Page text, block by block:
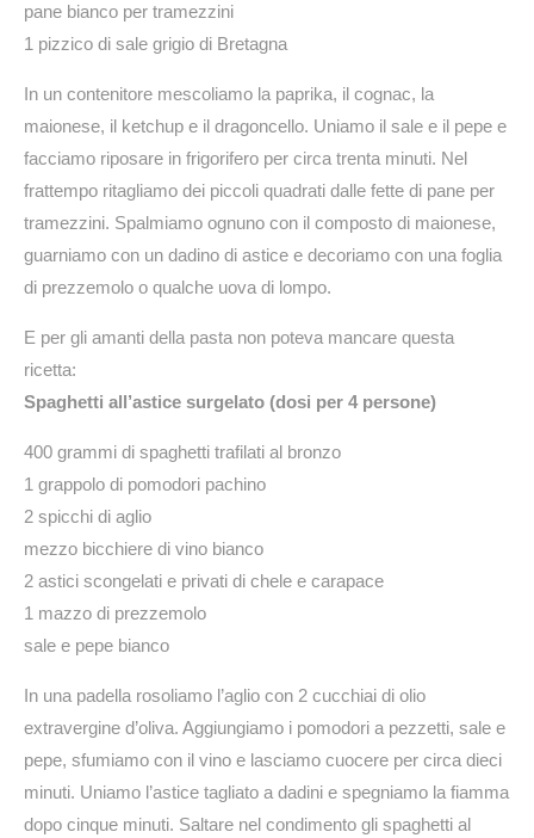
pane bianco per tramezzini
1 pizzico di sale grigio di Bretagna
In un contenitore mescoliamo la paprika, il cognac, la
maionese, il ketchup e il dragoncello. Uniamo il sale e il pepe e
facciamo riposare in frigorifero per circa trenta minuti. Nel
frattempo ritagliamo dei piccoli quadrati dalle fette di pane per
tramezzini. Spalmiamo ognuno con il composto di maionese,
guarniamo con un dadino di astice e decoriamo con una foglia
di prezzemolo o qualche uova di lompo.
E per gli amanti della pasta non poteva mancare questa
ricetta:
Spaghetti all’astice surgelato (dosi per 4 persone)
400 grammi di spaghetti trafilati al bronzo
1 grappolo di pomodori pachino
2 spicchi di aglio
mezzo bicchiere di vino bianco
2 astici scongelati e privati di chele e carapace
1 mazzo di prezzemolo
sale e pepe bianco
In una padella rosoliamo l’aglio con 2 cucchiai di olio
extravergine d’oliva. Aggiungiamo i pomodori a pezzetti, sale e
pepe, sfumiamo con il vino e lasciamo cuocere per circa dieci
minuti. Uniamo l’astice tagliato a dadini e spegniamo la fiamma
dopo cinque minuti. Saltare nel condimento gli spaghetti al